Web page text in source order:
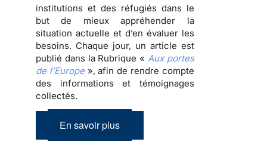
institutions et des réfugiés dans le
but de mieux appréhender la
situation actuelle et d’en évaluer les
besoins. Chaque jour, un article est
publié dans la Rubrique « Aux portes
de l’Europe», afin de rendre compte
des informations et témoignages
collectés.
En savoir plus